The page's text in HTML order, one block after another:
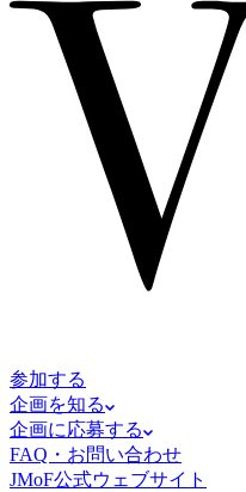
参加する
企画を知る
企画に応募する
FAQ・お問い合わせ
JMoF公式ウェブサイト